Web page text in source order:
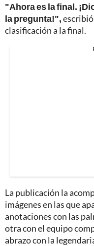
"Ahora es la final.
la pregunta!",
clasificación a la final.
La publicación la
imágenes en las que
anotaciones con las
otra con el equipo
abrazo con la